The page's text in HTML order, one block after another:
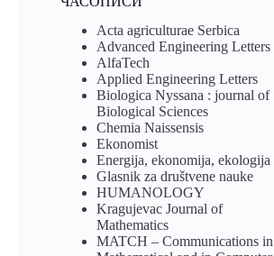
Acta agriculturae Serbica
Advanced Engineering Letters
AlfaTech
Applied Engineering Letters
Biologica Nyssana : journal of
Biological Sciences
Chemia Naissensis
Ekonomist
Energija, ekonomija, ekologija
Glasnik za društvene nauke
HUMANOLOGY
Kragujevac Journal of
Mathematics
MATCH – Communications in